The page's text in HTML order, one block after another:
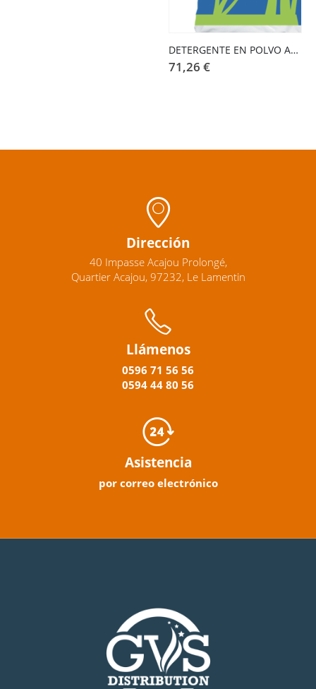
DETERGENTE EN POLVO ACTIVO DE 20 KG
71,26 €
Dirección
40 Impasse Acajou Prolongé,
Quartier Acajou, 97232, Le Lamentin
Llámenos
0596 71 56 56
0594 44 80 56
Asistencia
por correo electrónico